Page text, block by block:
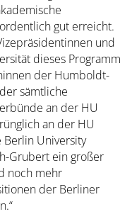
gut erreicht.
und
dieses Programm
der Humboldt-
sämtliche
an der HU
an der HU
University
Grubert ein großer
noch mehr
der Berliner